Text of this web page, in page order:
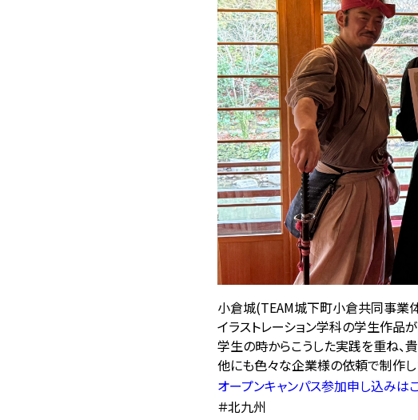
小倉城(TEAM城下町小倉共同事業
イラストレーション学科の学生作品
学生の時からこうした実践を重ね、
他にも色々な企業様の依頼で制作し
オープンキャンパス参加申し込みは
＃北九州